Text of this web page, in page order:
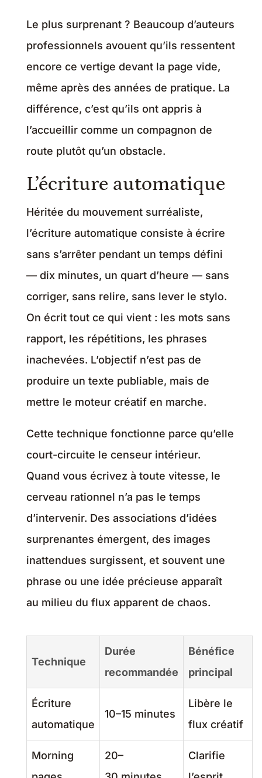
Le plus surprenant ? Beaucoup d’auteurs
professionnels avouent qu’ils ressentent
encore ce vertige devant la page vide,
même après des années de pratique. La
différence, c’est qu’ils ont appris à
l’accueillir comme un compagnon de
route plutôt qu’un obstacle.
L’écriture automatique
Héritée du mouvement surréaliste,
l’écriture automatique consiste à écrire
sans s’arrêter pendant un temps défini
— dix minutes, un quart d’heure — sans
corriger, sans relire, sans lever le stylo.
On écrit tout ce qui vient : les mots sans
rapport, les répétitions, les phrases
inachevées. L’objectif n’est pas de
produire un texte publiable, mais de
mettre le moteur créatif en marche.
Cette technique fonctionne parce qu’elle
court-circuite le censeur intérieur.
Quand vous écrivez à toute vitesse, le
cerveau rationnel n’a pas le temps
d’intervenir. Des associations d’idées
surprenantes émergent, des images
inattendues surgissent, et souvent une
phrase ou une idée précieuse apparaît
au milieu du flux apparent de chaos.
Technique
Durée
recommandée
Bénéfice
principal
Écriture
automatique
10–15 minutes
Libère le
flux créatif
Morning
20–
Clarifie